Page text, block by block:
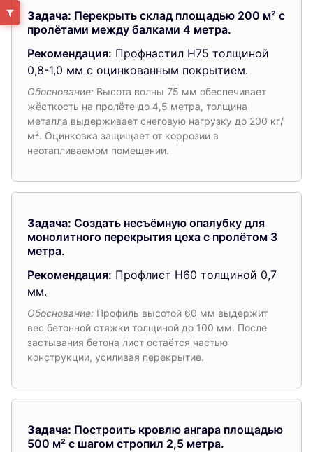
Задача: Перекрыть склад площадью 200 м² с
пролётами между балками 4 метра.
Рекомендация: Профнастил Н75 толщиной
0,8-1,0 мм с оцинкованным покрытием.
Обоснование: Высота волны 75 мм обеспечивает
жёсткость на пролёте до 4,5 метра, толщина
металла выдерживает снеговую нагрузку до 200 кг/
м². Оцинковка защищает от коррозии в
неотапливаемом помещении.
Задача: Создать несъёмную опалубку для
монолитного перекрытия цеха с пролётом 3
метра.
Рекомендация: Профлист Н60 толщиной 0,7
мм.
Обоснование: Профиль высотой 60 мм выдержит
вес бетонной стяжки толщиной до 100 мм. После
застывания бетона лист остаётся частью
конструкции, усиливая перекрытие.
Задача: Построить кровлю ангара площадью
500 м² с шагом стропил 2,5 метра.